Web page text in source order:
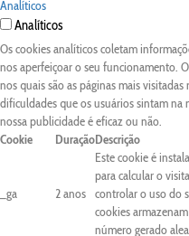
Analíticos
Analíticos
Os cookies analíticos coletam
nos aperfeiçoar o seu funcionamento.
nos quais são as páginas mais
dificuldades que os usuários sintam na
nossa publicidade é eficaz ou não.
Cookie
DuraçãoDescrição
_ga 2 anos
Este cookie é
para calcular o
controlar o uso do
cookies
número gerado